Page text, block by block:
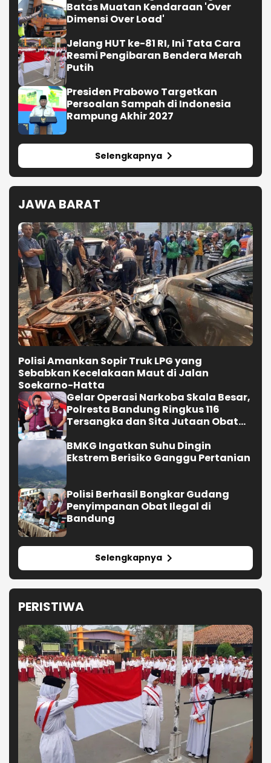
Batas Muatan Kendaraan 'Over
Dimensi Over Load'
Jelang HUT ke-81 RI, Ini Tata Cara
Resmi Pengibaran Bendera Merah
Putih
Presiden Prabowo Targetkan
Persoalan Sampah di Indonesia
Rampung Akhir 2027
Selengkapnya
JAWA BARAT
Polisi Amankan Sopir Truk LPG yang
Sebabkan Kecelakaan Maut di Jalan
Soekarno-Hatta
Gelar Operasi Narkoba Skala Besar,
Polresta Bandung Ringkus 116
Tersangka dan Sita Jutaan Obat
BMKG Ingatkan Suhu Dingin
Ekstrem Berisiko Ganggu Pertanian
Polisi Berhasil Bongkar Gudang
Penyimpanan Obat Ilegal di
Bandung
Selengkapnya
PERISTIWA